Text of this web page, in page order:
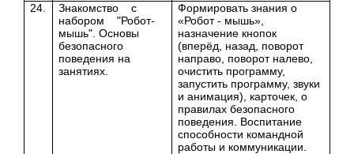
24.
Знакомство с
набором "Робот-
мышь". Основы
безопасного
поведения на
занятиях.
Формировать знания о
«Робот - мышь»,
назначение кнопок
(вперёд, назад, поворот
направо, поворот налево,
очистить программу,
запустить программу, звуки
и анимация), карточек, о
правилах безопасного
поведения. Воспитание
способности командной
работы и коммуникации.